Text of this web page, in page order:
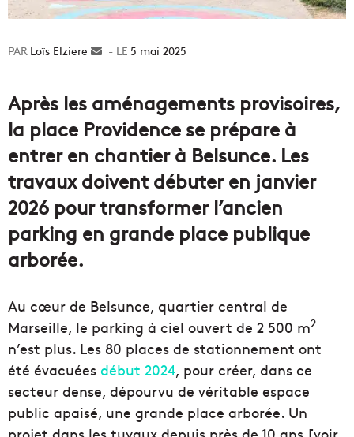
Loïs Elziere
Envoyer5 mai 2025
Après les aménagements provisoires,
la place Providence se prépare à
entrer en chantier à Belsunce. Les
travaux doivent débuter en janvier
2026 pour transformer l’ancien
parking en grande place publique
arborée.
Au cœur de Belsunce, quartier central de
Marseille, le parking à ciel ouvert de 2 500 m2
n’est plus. Les 80 places de stationnement ont
été évacuées début 2024, pour créer, dans ce
secteur dense, dépourvu de véritable espace
public apaisé, une grande place arborée. Un